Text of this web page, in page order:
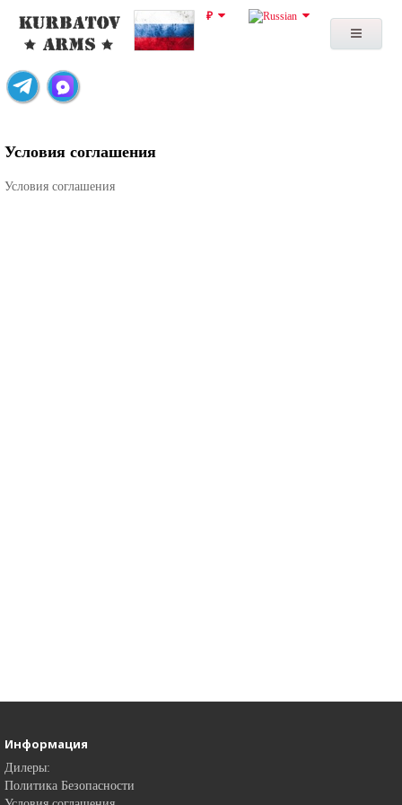
₽
Условия соглашения
Условия соглашения
Информация
Дилеры:
Политика Безопасности